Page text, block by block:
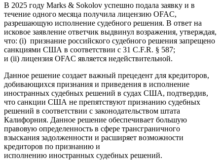
В 2025 году Marks & Sokolov успешно подала заявку и в
течение одного месяца получила лицензию OFAC,
разрешающую исполнение судебного решения. В ответ на
исковое заявление ответчик выдвинул возражения, утверждая,
что: (i) признание российского судебного решения запрещено
санкциями США в соответствии с 31 C.F.R. § 587;
и (ii) лицензия OFAC является недействительной.
Данное решение создает важный прецедент для кредиторов,
добивающихся признания и приведения в исполнение
иностранных судебных решений в судах США, подтвердив,
что санкции США не препятствуют признанию судебных
решений в соответствии с законодательством штата
Калифорния. Данное решение обеспечивает большую
правовую определенность в сфере трансграничного
взыскания задолженности и расширяет возможности
кредиторов по признанию и
исполнению иностранных судебных решений.